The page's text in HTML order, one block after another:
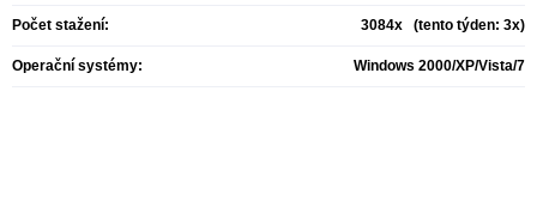
Počet stažení: 3084x (tento týden: 3x)
Operační systémy: Windows 2000/XP/Vista/7